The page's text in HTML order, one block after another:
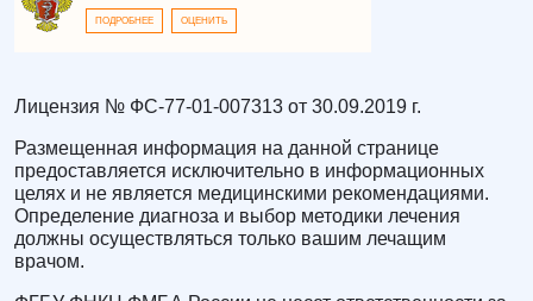
ПОДРОБНЕЕ ОЦЕНИТЬ
Лицензия № ФС-77-01-007313 от 30.09.2019 г.
Размещенная информация на данной странице
предоставляется исключительно в информационных
целях и не является медицинскими рекомендациями.
Определение диагноза и выбор методики лечения
должны осуществляться только вашим лечащим
врачом.